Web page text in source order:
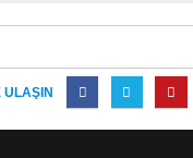
ULAŞIN